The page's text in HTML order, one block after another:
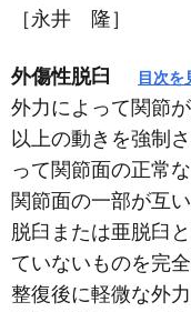
［永井 隆］
外傷性脱臼 目次を
外力によって関節
以上の動きを強制
って関節面の正常
関節面の一部が互
脱臼または亜脱臼
ていないものを完
整復後に軽微な外